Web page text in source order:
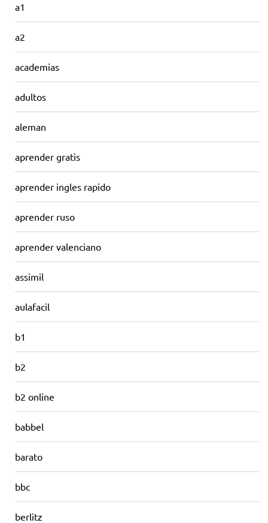
a1
a2
academias
adultos
aleman
aprender gratis
aprender ingles rapido
aprender ruso
aprender valenciano
assimil
aulafacil
b1
b2
b2 online
babbel
barato
bbc
berlitz